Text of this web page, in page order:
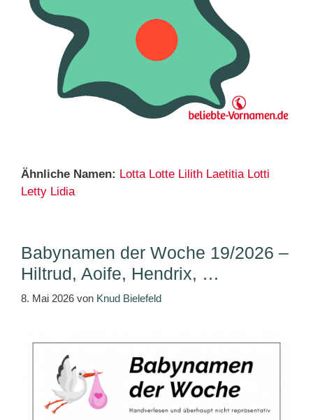
Ähnliche Namen: Lotta Lotte Lilith Laetitia Lotti
Letty Lidia
Babynamen der Woche 19/2026 –
Hiltrud, Aoife, Hendrix, …
8. Mai 2026 von Knud Bielefeld